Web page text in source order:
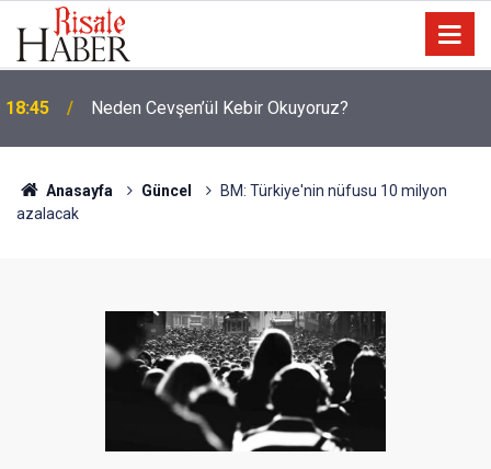
18:45 Neden Cevşen’ül Kebir Okuyoruz?
Anasayfa Güncel
BM: Türkiye'nin nüfusu 10 milyon
azalacak